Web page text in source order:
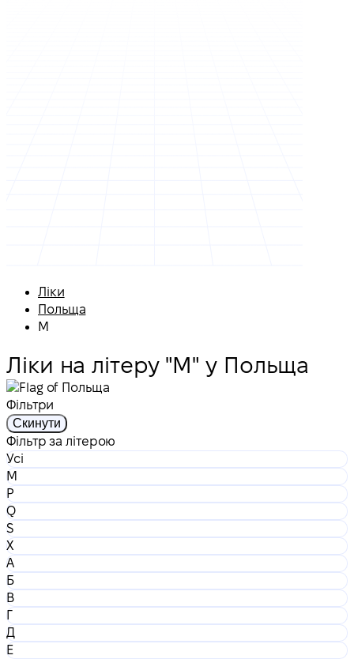
Ліки
Польща
M
Ліки на літеру "M" у Польща
Фільтри
Скинути
Фільтр за літерою
Усі
M
P
Q
S
X
А
Б
В
Г
Д
Е